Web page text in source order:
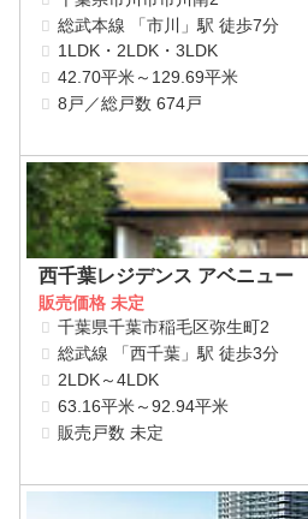
総武本線 「市川」駅 徒歩7分
1LDK・2LDK・3LDK
42.70平米～129.69平米
8戸／総戸数 674戸
西千葉レジデンス アベニュー
販売価格 未定
千葉県千葉市稲毛区弥生町2
総武線 「西千葉」駅 徒歩3分
2LDK～4LDK
63.16平米～92.94平米
販売戸数 未定